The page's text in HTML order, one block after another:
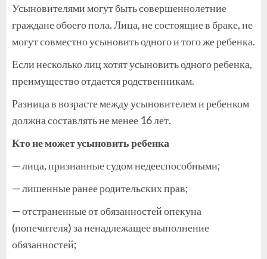
Усыновителями могут быть совершеннолетние
граждане обоего пола. Лица, не состоящие в браке, не
могут совместно усыновить одного и того же ребенка.
Если несколько лиц хотят усыновить одного ребенка,
преимущество отдается родственникам.
Разница в возрасте между усыновителем и ребенком
должна составлять не менее 16 лет.
Кто не может усыновить ребенка
— лица, признанные судом недееспособными;
— лишенные ранее родительских прав;
— отстраненные от обязанностей опекуна
(попечителя) за ненадлежащее выполнение
обязанностей;